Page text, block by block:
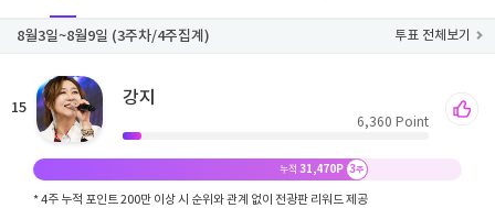
8월3일~8월9일 (3주차/4주집계) 투표 전체보기
15 강지
6,360 Point
누적 31,470P 3주
* 4주 누적 포인트 200만 이상 시 순위와 관계 없이 전광판 리워드 제공